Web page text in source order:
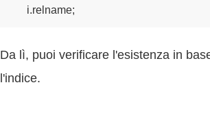
Da lì, puoi verificare l'esistenza in
l'indice.